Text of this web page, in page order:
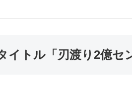
イトル「刃渡り2億セ